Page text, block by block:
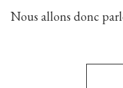
Nous allons donc